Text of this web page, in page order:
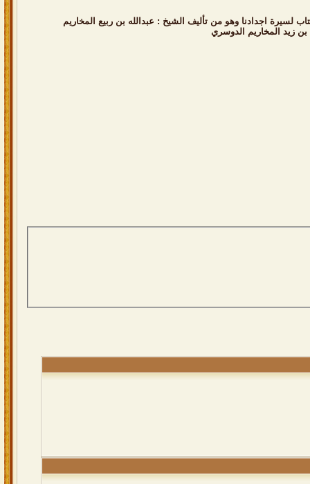
لسيرة اجدادنا وهو من تأليف الشيخ : عبدالله بن ربيع المخاريم
زيد المخاريم الدوسري